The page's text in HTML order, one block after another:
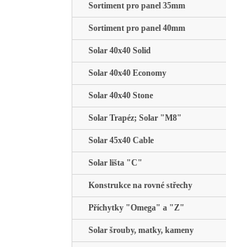
Sortiment pro panel 35mm
Sortiment pro panel 40mm
Solar 40x40 Solid
Solar 40x40 Economy
Solar 40x40 Stone
Solar Trapéz; Solar "M8"
Solar 45x40 Cable
Solar lišta "C"
Konstrukce na rovné střechy
Příchytky "Omega" a "Z"
Solar šrouby, matky, kameny